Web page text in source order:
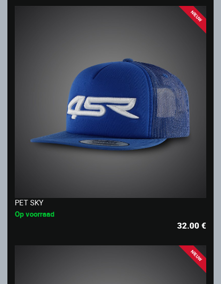
NIEUW
PET SKY
Op voorraad
32.00€
NIEUW